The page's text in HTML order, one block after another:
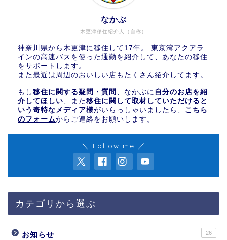
木更津移住紹介人（自称）
なかぶ
神奈川県から木更津に移住して17年。 東京湾アクアラ
インの高速バスを使った通勤を紹介して、あなたの移住
をサポートします。
また最近は周辺のおいしい店もたくさん紹介してます。
もし 移住に関する疑問・質問 、なかぶに 自分のお店を紹
介してほしい、また移住に関して取材していただけると
いう奇特なメディア様がいらっしゃいましたら、 こちら
のフォームからご連絡をお願いします。
＼ Follow me ／
カテゴリから選ぶ
お知らせ 26